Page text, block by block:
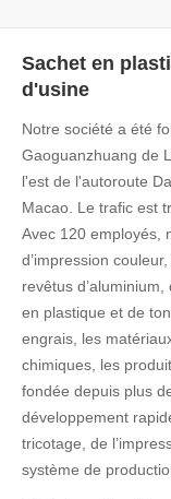
Sachet en
d'usine
Notre société a été
Gaoguanzhuang de
l'est de l'autoroute
Macao. Le trafic est
Avec 120 employés,
d’impression
revêtus
en plastique et de
engrais, les
chimiques, les
fondée depuis plus
développement
tricotage, de
système de